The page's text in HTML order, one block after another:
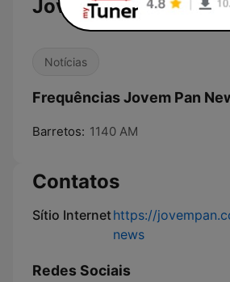
Jovem Pan News
Notícias
Frequências Jovem Pan
Barretos: 1140 AM
Contatos
Sítio Internethttps://
news
Redes Sociais